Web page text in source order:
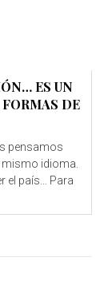
ES UN
DE